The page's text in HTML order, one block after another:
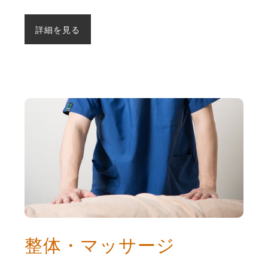
詳細を見る
整体・マッサージ
整体・マッサージ